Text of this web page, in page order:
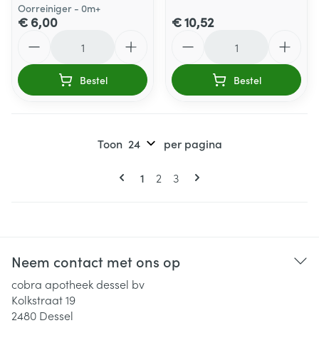
Oorreiniger - 0m+
€ 6,00
Bestel
€ 10,52
Bestel
Pagina's
U lees momenteel pagina
1 Pagina
2 Pagina
3
Toon per pagina
Neem contact met ons op
cobra apotheek dessel bv
Kolkstraat 19
2480 Dessel